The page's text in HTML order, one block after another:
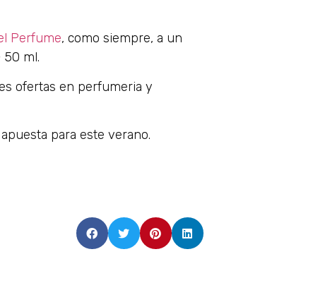
Perfume, como siempre, a un
50 ml.
ofertas en perfumeria y
para este verano.